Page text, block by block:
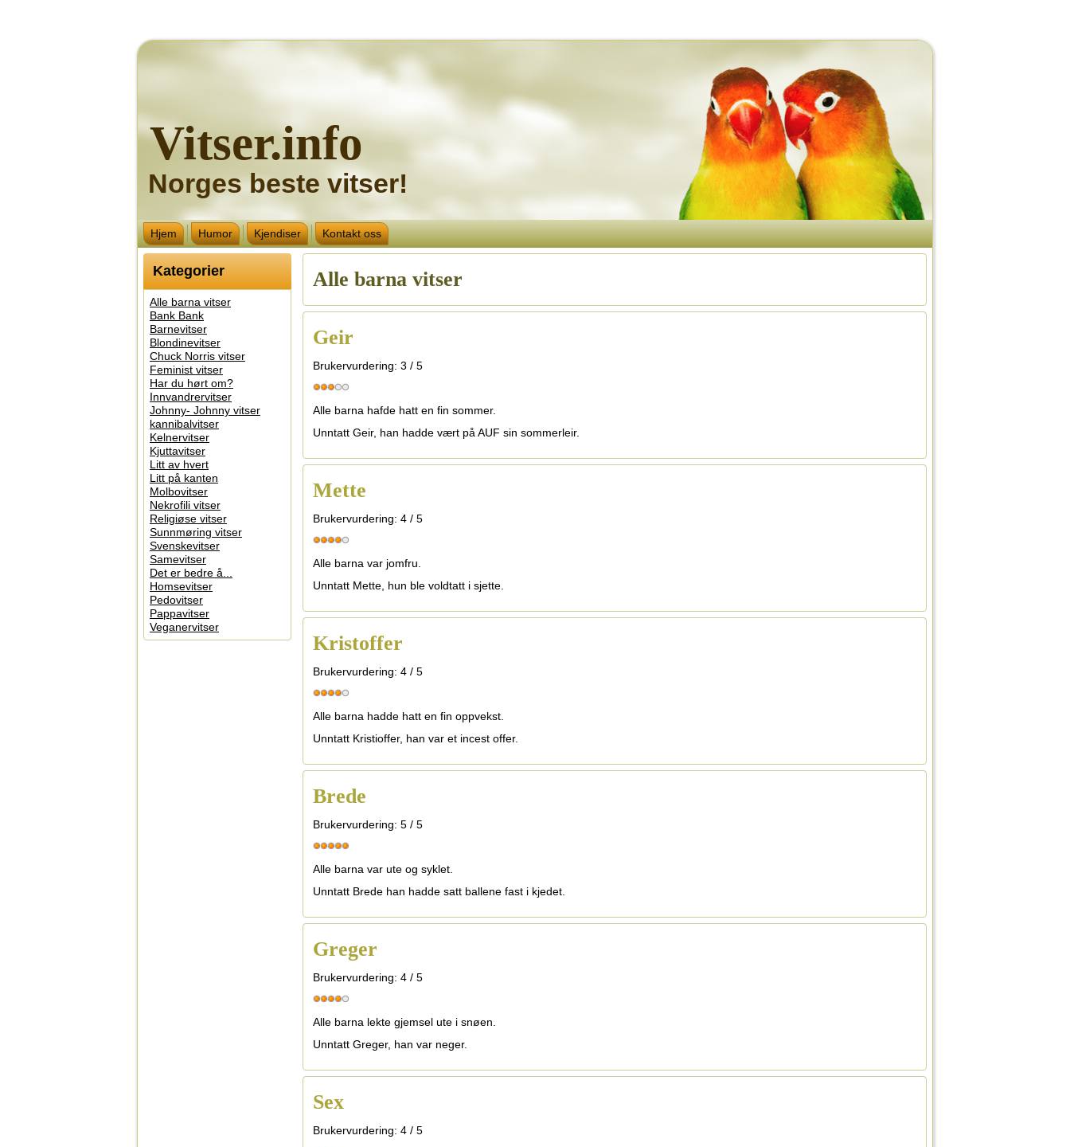
Vitser.info
Norges beste vitser!
Hjem Humor Kjendiser Kontakt oss
Kategorier
Alle barna vitser
Bank Bank
Barnevitser
Blondinevitser
Chuck Norris vitser
Feminist vitser
Har du hørt om?
Innvandrervitser
Johnny- Johnny vitser
kannibalvitser
Kelnervitser
Kjuttavitser
Litt av hvert
Litt på kanten
Molbovitser
Nekrofili vitser
Religiøse vitser
Sunnmøring vitser
Svenskevitser
Samevitser
Det er bedre å...
Homsevitser
Pedovitser
Pappavitser
Veganervitser
Alle barna vitser
Geir
Brukervurdering: 3 / 5
Alle barna hafde hatt en fin sommer.
Unntatt Geir, han hadde vært på AUF sin sommerleir.
Mette
Brukervurdering: 4 / 5
Alle barna var jomfru.
Unntatt Mette, hun ble voldtatt i sjette.
Kristoffer
Brukervurdering: 4 / 5
Alle barna hadde hatt en fin oppvekst.
Unntatt Kristioffer, han var et incest offer.
Brede
Brukervurdering: 5 / 5
Alle barna var ute og syklet.
Unntatt Brede han hadde satt ballene fast i kjedet.
Greger
Brukervurdering: 4 / 5
Alle barna lekte gjemsel ute i snøen.
Unntatt Greger, han var neger.
Sex
Brukervurdering: 4 / 5